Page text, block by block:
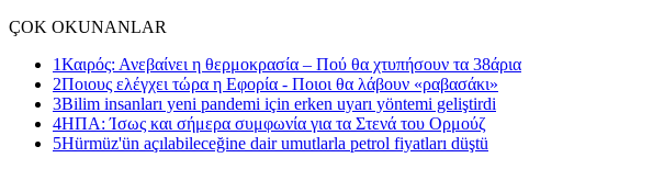
ÇOK OKUNANLAR
1Καιρός: Ανεβαίνει η θερμοκρασία – Πού θα χτυπήσουν τα 38άρια
2Ποιους ελέγχει τώρα η Εφορία - Ποιοι θα λάβουν «ραβασάκι»
3Bilim insanları yeni pandemi için erken uyarı yöntemi geliştirdi
4ΗΠΑ: Ίσως και σήμερα συμφωνία για τα Στενά του Ορμούζ
5Hürmüz'ün açılabileceğine dair umutlarla petrol fiyatları düştü